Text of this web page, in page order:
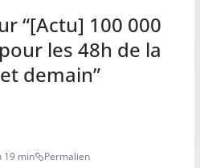
“[Actu] 100 000
les 48h de la
demain”
19 min Permalien